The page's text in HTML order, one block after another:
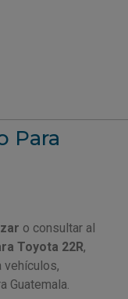
Para
o consultar al
Toyota 22R,
Guatemala.